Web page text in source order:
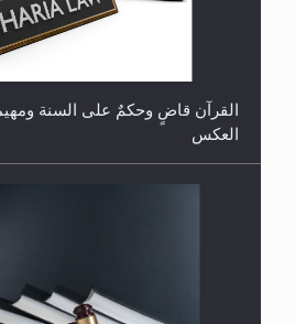
لا ناسخ ولا منسوخ في القرآن الكريم